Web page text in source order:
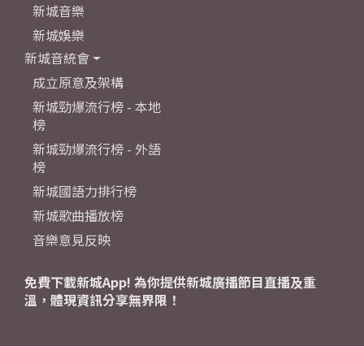
新城音樂
新城娛樂
新城音統會
成立原意及架構
新城勁爆流行榜 - 本地
榜
新城勁爆流行榜 - 外語
榜
新城國語力排行榜
新城歌曲播放榜
音樂意見反映
免費下載新城App! 為你提供新城廣播節目直播及重
溫，體現資訊分享無界限！